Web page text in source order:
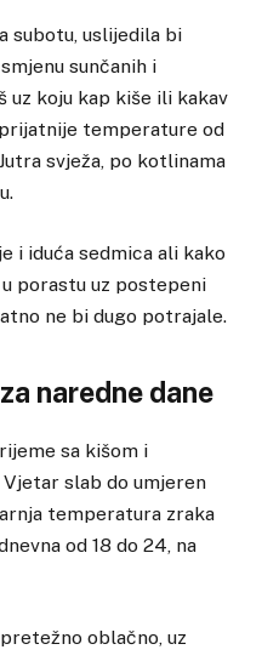
subotu, uslijedila bi
sunčanih i
koju kap kiše ili kakav
temperature od
svježa, po kotlinama
i iduća sedmica ali kako
porastu uz postepeni
ne bi dugo potrajale.
naredne dane
sa kišom i
slab do umjeren
temperatura zraka
od 18 do 24, na
oblačno, uz